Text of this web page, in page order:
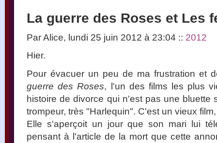
La guerre des Roses et Les
Par Alice, lundi 25 juin 2012 à 23:04 :: 2012
Hier.
Pour évacuer un peu de ma frustration et
guerre des Roses, l'un des films les plus
histoire de divorce qui n'est pas une bluette
trompeur, très "Harlequin". C'est un vieux
Elle s'aperçoit un jour que son mari lui
pensant à l'article de la mort que cette